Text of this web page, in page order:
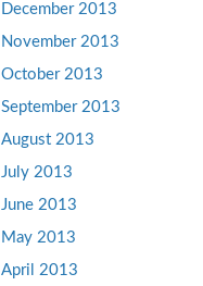
December 2013
November 2013
October 2013
September 2013
August 2013
July 2013
June 2013
May 2013
April 2013